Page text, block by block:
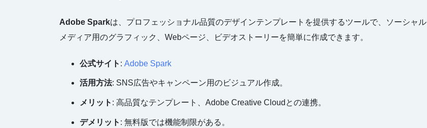
Adobe Sparkは、プロフェッショナル品質のデザインテンプレートを提供するツールで、ソーシャル
メディア用のグラフィック、Webページ、ビデオストーリーを簡単に作成できます。
公式サイト : Adobe Spark
活用方法: SNS広告やキャンペーン用のビジュアル作成。
メリット : 高品質なテンプレート、Adobe Creative Cloudとの連携。
デメリット : 無料版では機能制限がある。